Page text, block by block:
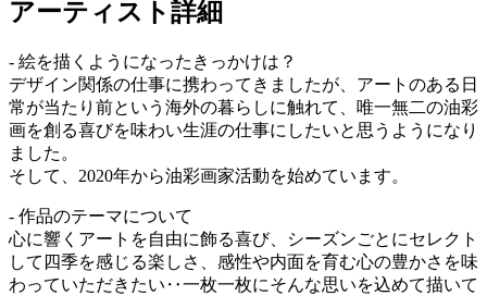
アーティスト詳細
- 絵を描くようになったきっかけは？
デザイン関係の仕事に携わってきましたが、アートのある日
常が当たり前という海外の暮らしに触れて、唯一無二の油彩
画を創る喜びを味わい生涯の仕事にしたいと思うようになり
ました。
そして、2020年から油彩画家活動を始めています。
- 作品のテーマについて
心に響くアートを自由に飾る喜び、シーズンごとにセレクト
して四季を感じる楽しさ、感性や内面を育む心の豊かさを味
わっていただきたい‥一枚一枚にそんな思いを込めて描いて